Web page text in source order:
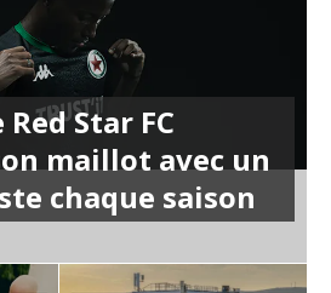
Star FC
maillot avec un
chaque saison